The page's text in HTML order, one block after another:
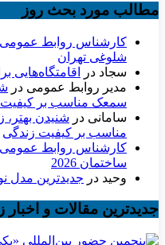
مطالب مورد بحث روز
کارشناس روابط عمومی
شلوغی تهران
سجاد در
اقامتگاه‌هایی
مدیر روابط عمومی در
سمعک مناسب بر کیفیت
سامانی در شنیدن بهتر،
مناسب بر کیفیت زندگی
کارشناس روابط عمومی
ساختمان 2026
وحید در جدیدترین مدل
جدیدترین مقالات و اخبار